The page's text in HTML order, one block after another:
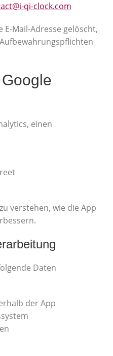
qi-clock.com
Mail-Adresse gelöscht,
einen
verstehen, wie die App
Daten
der App